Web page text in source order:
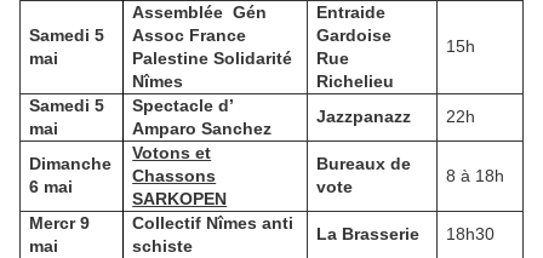
Samedi 5
mai
Assemblée Gén
Assoc France
Palestine Solidarité
Nîmes
Entraide
Gardoise
Rue
Richelieu
15h
Samedi 5
mai
Spectacle d’
Amparo Sanchez
Jazzpanazz 22h
Dimanche
6 mai
Votons et
Chassons
SARKOPEN
Bureaux de
vote
8 à 18h
Mercr 9
mai
Collectif Nîmes anti
schiste
La Brasserie
18h30